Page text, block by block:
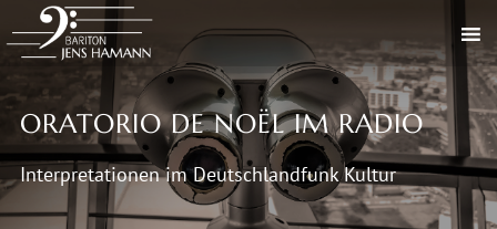
ORATORIO DE NOËL IM RADIO
Interpretationen im Deutschlandfunk Kultur